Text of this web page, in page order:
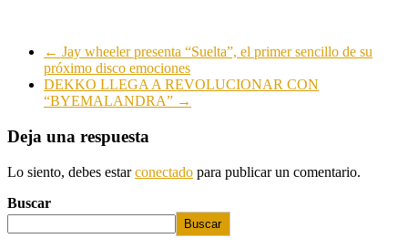
← Jay wheeler presenta “Suelta”, el primer sencillo de su
próximo disco emociones
DEKKO LLEGA A REVOLUCIONAR CON
“BYEMALANDRA” →
Deja una respuesta
Lo siento, debes estarconectado para publicar un comentario.
Buscar
Buscar